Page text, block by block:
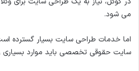
می شود.
اما خدمات طراحی سایت بسیار گسترده
سایت حقوقی تخصصی باید موارد بسیاری